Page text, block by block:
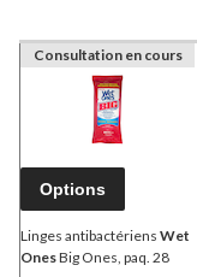
Consultation en cours
Options
Linges antibactériens Wet
OnesBig Ones, paq. 28